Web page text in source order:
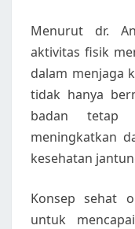
Menurut dr.
aktivitas fisik
dalam menjaga
tidak hanya
badan tetap
meningkatkan
kesehatan
Konsep sehat
untuk